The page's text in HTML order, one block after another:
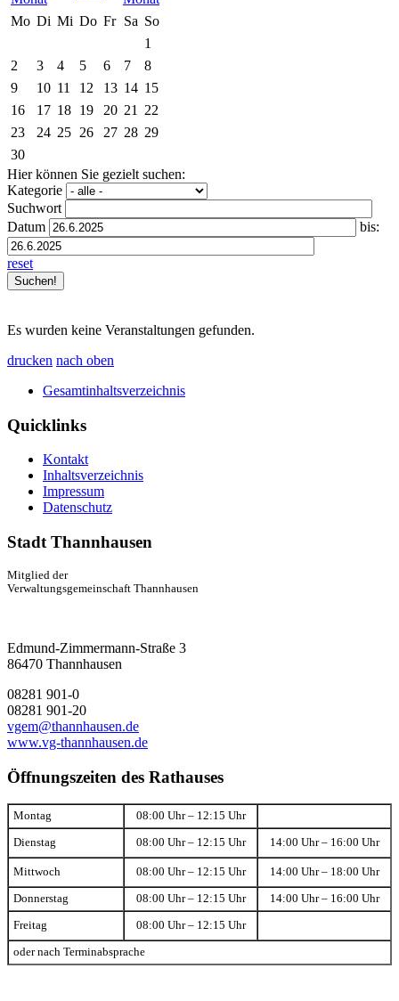
Mo Di Mi Do Fr Sa So
1
2
3 4 5 6 7
8
9
10 11 12 13 14 15
16
17 18 19 20 21
22
23
24 25 26 27 28 29
30
Hier können Sie gezielt suchen:
Kategorie
Suchwort
Datum
bis:
reset
Es wurden keine Veranstaltungen gefunden.
drucken nach oben
Gesamtinhaltsverzeichnis
Quicklinks
Kontakt
Inhaltsverzeichnis
Impressum
Datenschutz
Stadt Thannhausen
Mitglied der
Verwaltungsgemeinschaft Thannhausen
Edmund-Zimmermann-Straße 3
86470 Thannhausen
08281 901-0
08281 901-20
vgem@thannhausen.de
www.vg-thannhausen.de
Öffnungszeiten des Rathauses
Montag 08:00 Uhr – 12:15 Uhr
Dienstag 08:00 Uhr – 12:15 Uhr 14:00 Uhr – 16:00 Uhr
Mittwoch 08:00 Uhr – 12:15 Uhr 14:00 Uhr – 18:00 Uhr
Donnerstag 08:00 Uhr – 12:15 Uhr 14:00 Uhr – 16:00 Uhr
Freitag 08:00 Uhr – 12:15 Uhr
oder nach Terminabsprache